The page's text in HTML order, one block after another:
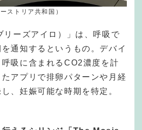
トリア共和国）
リーズアイロ）」は、呼吸で
通知するというもの。デバイ
吸に含まれるCO2濃度を計
アプリで排卵パターンや月経
、妊娠可能な時期を特定。